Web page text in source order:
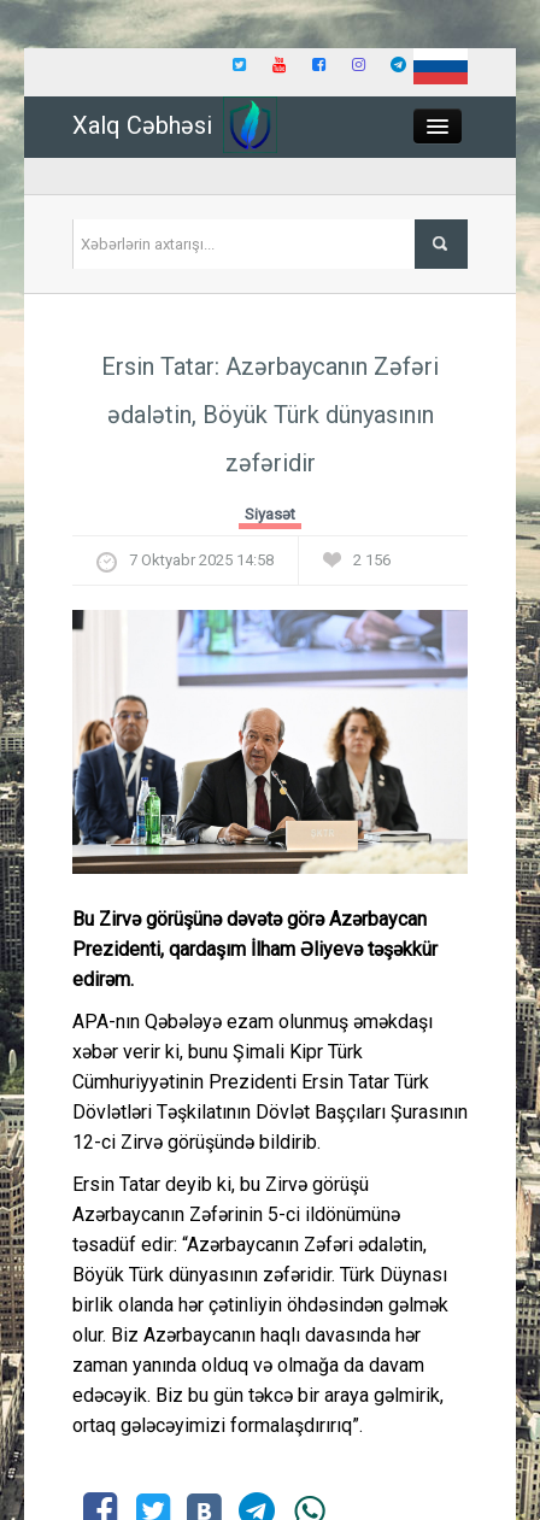
Xalq Cəbhəsi
İqtisadiyyat
Güney Azərbaycan
Mədəniyyət
Müsahibə
İdman
Layihə
Gündəm
Cəmiyyət
Əlaqə
Ersin Tatar: Azərbaycanın Zəfəri
ədalətin, Böyük Türk dünyasının
zəfəridir
Siyasət
7 Oktyabr 2025 14:58 2 156
Bu Zirvə görüşünə dəvətə görə Azərbaycan
Prezidenti, qardaşım İlham Əliyevə təşəkkür
edirəm.
APA-nın Qəbələyə ezam olunmuş əməkdaşı
xəbər verir ki, bunu Şimali Kipr Türk
Cümhuriyyətinin Prezidenti Ersin Tatar Türk
Dövlətləri Təşkilatının Dövlət Başçıları Şurasının
12-ci Zirvə görüşündə bildirib.
Ersin Tatar deyib ki, bu Zirvə görüşü
Azərbaycanın Zəfərinin 5-ci ildönümünə
təsadüf edir: “Azərbaycanın Zəfəri ədalətin,
Böyük Türk dünyasının zəfəridir. Türk Düynası
birlik olanda hər çətinliyin öhdəsindən gəlmək
olur. Biz Azərbaycanın haqlı davasında hər
zaman yanında olduq və olmağa da davam
edəcəyik. Biz bu gün təkcə bir araya gəlmirik,
ortaq gələcəyimizi formalaşdırırıq”.